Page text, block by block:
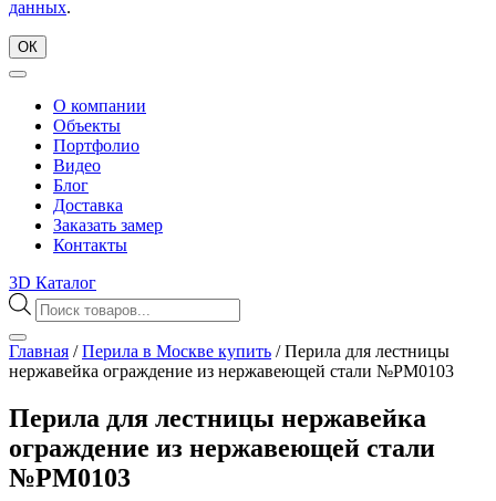
данных.
ОК
О компании
Объекты
Портфолио
Видео
Блог
Доставка
Заказать замер
Контакты
3D Каталог
Поиск
товаров
Главная /Перила в Москве купить /Перила для лестницы
нержавейка ограждение из нержавеющей стали №PM0103
Перила для лестницы нержавейка
ограждение из нержавеющей стали
№PM0103